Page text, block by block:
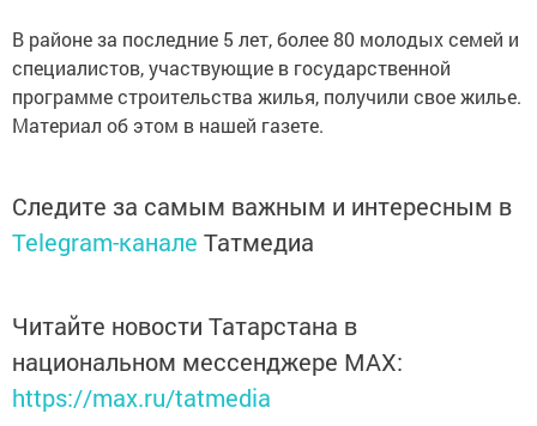
В районе за последние 5 лет, более 80 молодых семей и
специалистов, участвующие в государственной
программе строительства жилья, получили свое жилье.
Материал об этом в нашей газете.
Следите за самым важным и интересным в
Telegram-канале Татмедиа
Читайте новости Татарстана в
национальном мессенджере MАХ:
https://max.ru/tatmedia